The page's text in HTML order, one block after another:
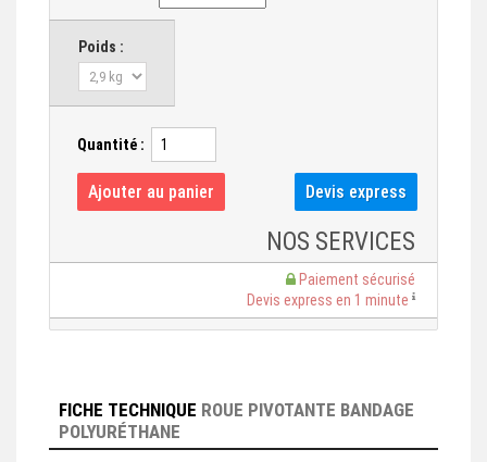
Poids :
Quantité :
NOS SERVICES
Paiement sécurisé
Devis express en 1 minute
FICHE TECHNIQUE ROUE PIVOTANTE BANDAGE
POLYURÉTHANE